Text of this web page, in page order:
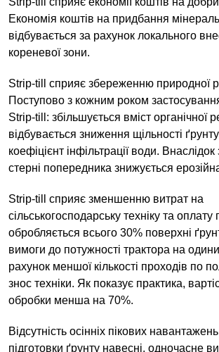
Економія коштів на придбання
відбувається за рахунок локального
кореневої зони.
Strip-till сприяє збереженню природної
Поступово з кожним роком застосування
Strip-till: збільшується вміст органічної
відбувається зниження щільності
коефіцієнт інфільтрації води.
стерні попередника знижується
Strip-till сприяє зменшенню витрат на
сільськогосподарську техніку та оплату
обробляється всього 30% поверхні
вимоги до потужності трактора на
рахунок меншої кількості проходів по
знос техніки. Як показує практика,
обробки менша на 70%.
Відсутність осінніх пікових
підготовки ґрунту навесні, одночасне